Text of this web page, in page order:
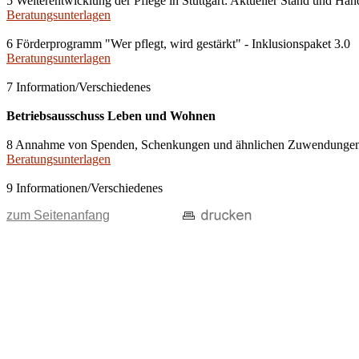
Beratungsunterlagen
6 Förderprogramm "Wer pflegt, wird gestärkt" - Inklusionspaket 3.0
Beratungsunterlagen
7 Information/Verschiedenes
Betriebsausschuss Leben und Wohnen
8 Annahme von Spenden, Schenkungen und ähnlichen
Beratungsunterlagen
9 Informationen/Verschiedenes
zum Seitenanfang